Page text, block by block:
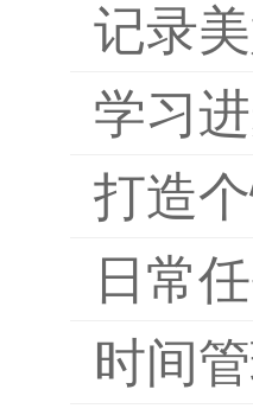
记录
学习
打造
日常
时间